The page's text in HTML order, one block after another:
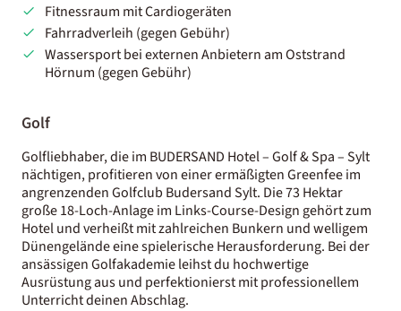
Fitnessraum mit Cardiogeräten
Fahrradverleih (gegen Gebühr)
Wassersport bei externen Anbietern am Oststrand
Hörnum (gegen Gebühr)
Golf
Golfliebhaber, die im BUDERSAND Hotel – Golf & Spa – Sylt
nächtigen, profitieren von einer ermäßigten Greenfee im
angrenzenden Golfclub Budersand Sylt. Die 73 Hektar
große 18-Loch-Anlage im Links-Course-Design gehört zum
Hotel und verheißt mit zahlreichen Bunkern und welligem
Dünengelände eine spielerische Herausforderung. Bei der
ansässigen Golfakademie leihst du hochwertige
Ausrüstung aus und perfektionierst mit professionellem
Unterricht deinen Abschlag.